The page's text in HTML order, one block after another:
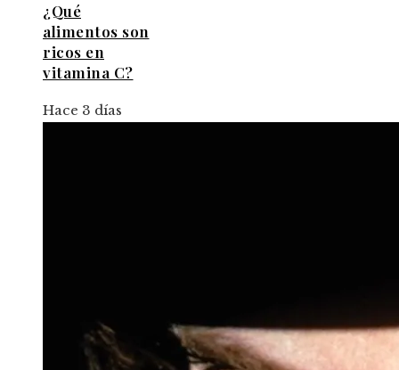
¿Qué
alimentos son
ricos en
vitamina C?
Hace 3 días